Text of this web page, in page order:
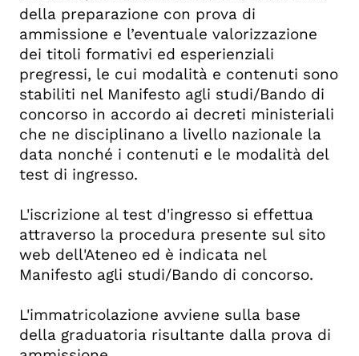
della preparazione con prova di
ammissione e l’eventuale valorizzazione
dei titoli formativi ed esperienziali
pregressi, le cui modalità e contenuti sono
stabiliti nel Manifesto agli studi/Bando di
concorso in accordo ai decreti ministeriali
che ne disciplinano a livello nazionale la
data nonché i contenuti e le modalità del
test di ingresso.
L'iscrizione al test d'ingresso si effettua
attraverso la procedura presente sul sito
web dell'Ateneo ed è indicata nel
Manifesto agli studi/Bando di concorso.
L'immatricolazione avviene sulla base
della graduatoria risultante dalla prova di